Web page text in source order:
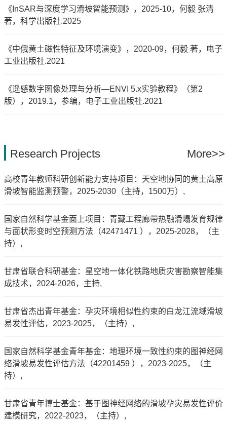
《InSAR与深度学习滑坡智能预测》，2025-10，何毅 张清
著，科学出版社.2025
《中俄黄土磁性特征及环境演变》，2020-09，何毅 著，电子
工业出版社.2021
《遥感数字图像处理与分析—ENVI 5.x实验教程》（第2
版），2019.1，参编，电子工业出版社.2021
Research Projects More>>
高校青年教师科研创新能力支持项目：天空地协同的黄土高原
滑坡智能监测预警，2025-2030（主持，1500万）,
国家自然科学基金面上项目：青藏工程廊带热融滑塌发育规律
与面状形变时空预测方法（42471471 ），2025-2028，（主
持）,
甘肃省联合科研基金：星空地一体化铁路地质灾害勘察智能集
成技术，2024-2026，主持,
甘肃省杰出青年基金：孕灾环境相似性约束的白龙江流域滑坡
易发性评估，2023-2025，（主持）,
国家自然科学基金青年基金：地理环境一致性约束的图神经网
络滑坡易发性评估方法（42201459 ），2023-2025，（主
持）,
甘肃省青年博士基金：基于图神经网络的滑坡孕灾易发性评价
建模研究，2022-2023，（主持）,